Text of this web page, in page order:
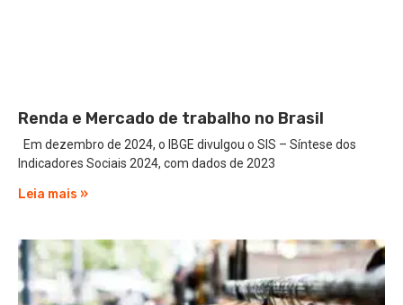
Renda e Mercado de trabalho no Brasil
Em dezembro de 2024, o IBGE divulgou o SIS – Síntese dos
Indicadores Sociais 2024, com dados de 2023
Leia mais »